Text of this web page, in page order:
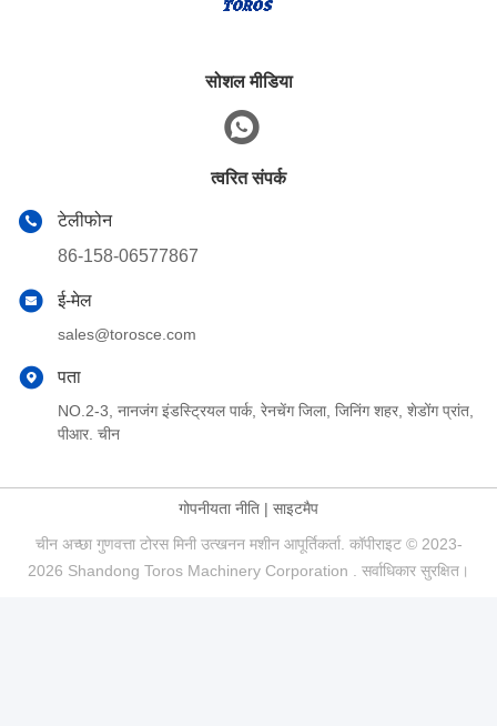
सोशल मीडिया
त्वरित संपर्क
टेलीफोन
86-158-06577867
ई-मेल
sales@torosce.com
पता
NO.2-3, नानजंग इंडस्ट्रियल पार्क, रेनचेंग जिला, जिनिंग शहर, शेडोंग प्रांत,
पीआर. चीन
गोपनीयता नीति | साइटमैप
चीन अच्छा गुणवत्ता टोरस मिनी उत्खनन मशीन आपूर्तिकर्ता. कॉपीराइट © 2023-
2026 Shandong Toros Machinery Corporation . सर्वाधिकार सुरक्षित।